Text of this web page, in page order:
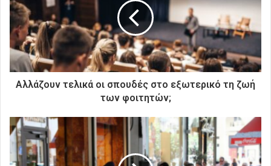
ν
η
λ
ε
κ
τ
κ
σ
Aλλάζουν τελικά οι σπουδές στο εξωτερικό τη ζωή
των φοιτητών;